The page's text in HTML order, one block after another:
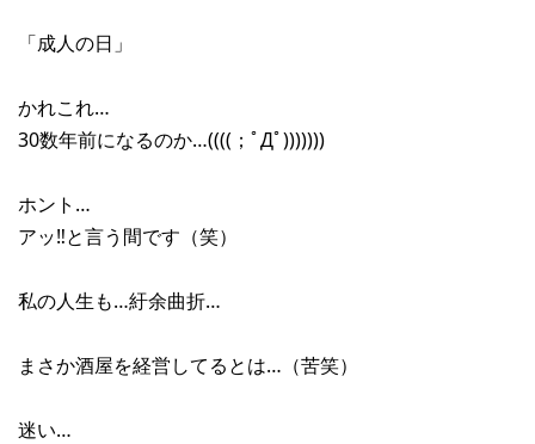
「成人の日」
かれこれ…
30数年前になるのか…((((；ﾟДﾟ)))))))
ホント…
アッ‼︎と言う間です（笑）
私の人生も…紆余曲折…
まさか酒屋を経営してるとは…（苦笑）
迷い…